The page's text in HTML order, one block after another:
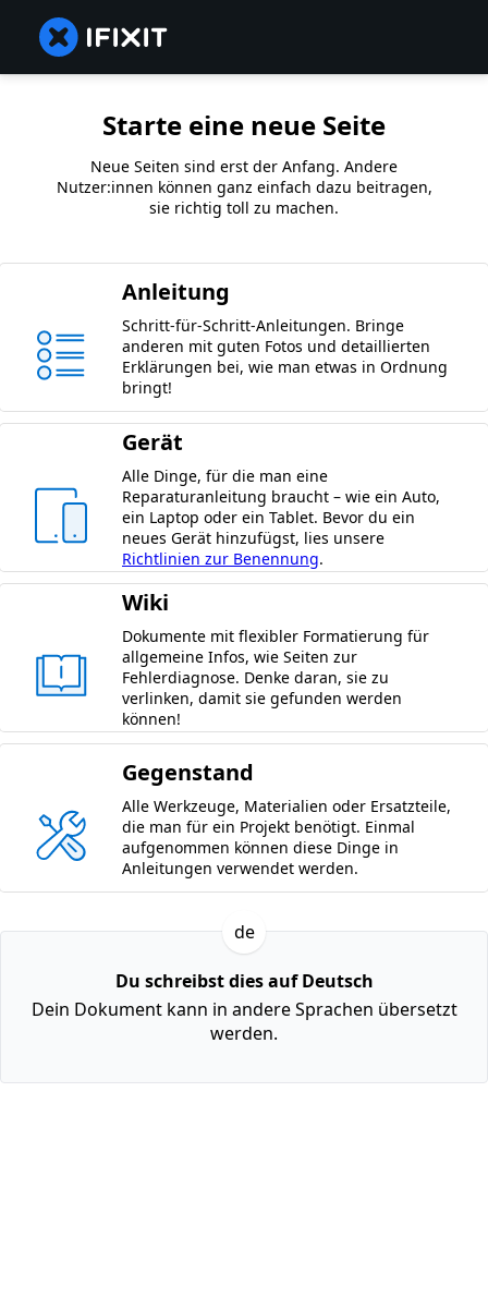
Starte eine neue Seite
Neue Seiten sind erst der Anfang. Andere
Nutzer:innen können ganz einfach dazu beitragen,
sie richtig toll zu machen.
Anleitung
Schritt-für-Schritt-Anleitungen. Bringe
anderen mit guten Fotos und detaillierten
Erklärungen bei, wie man etwas in Ordnung
bringt!
Gerät
Alle Dinge, für die man eine
Reparaturanleitung braucht – wie ein Auto,
ein Laptop oder ein Tablet. Bevor du ein
neues Gerät hinzufügst, lies unsere
Richtlinien zur Benennung.
Wiki
Dokumente mit flexibler Formatierung für
allgemeine Infos, wie Seiten zur
Fehlerdiagnose. Denke daran, sie zu
verlinken, damit sie gefunden werden
können!
Gegenstand
Alle Werkzeuge, Materialien oder Ersatzteile,
die man für ein Projekt benötigt. Einmal
aufgenommen können diese Dinge in
Anleitungen verwendet werden.
de
Du schreibst dies auf Deutsch
Dein Dokument kann in andere Sprachen übersetzt
werden.